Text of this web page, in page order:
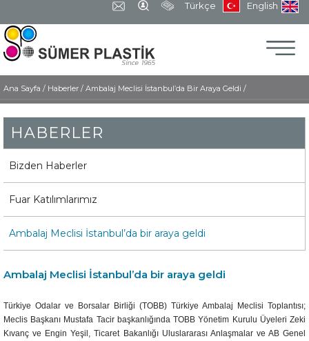
Türkçe English
Ana Sayfa / Haberler / Ambalaj Meclisi İstanbul’da Bir Araya Geldi /
HABERLER
Bizden Haberler
Fuar Katılımlarımız
Ambalaj Meclisi İstanbul’da bir araya geldi
Ambalaj Meclisi İstanbul’da bir araya geldi
Türkiye Odalar ve Borsalar Birliği (TOBB) Türkiye Ambalaj Meclisi Toplantısı;
Meclis Başkanı Mustafa Tacir başkanlığında TOBB Yönetim Kurulu Üyeleri Zeki
Kıvanç ve Engin Yeşil, Ticaret Bakanlığı Uluslararası Anlaşmalar ve AB Genel